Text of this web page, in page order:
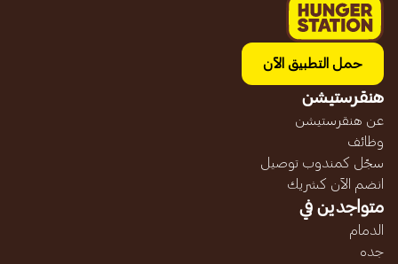
حمل التطبيق الآن
هنقرستيشن
عن هنقرستيشن
وظائف
سجّل كمندوب توصيل
انضم الآن كشريك
متواجدين في
الدمام
جده